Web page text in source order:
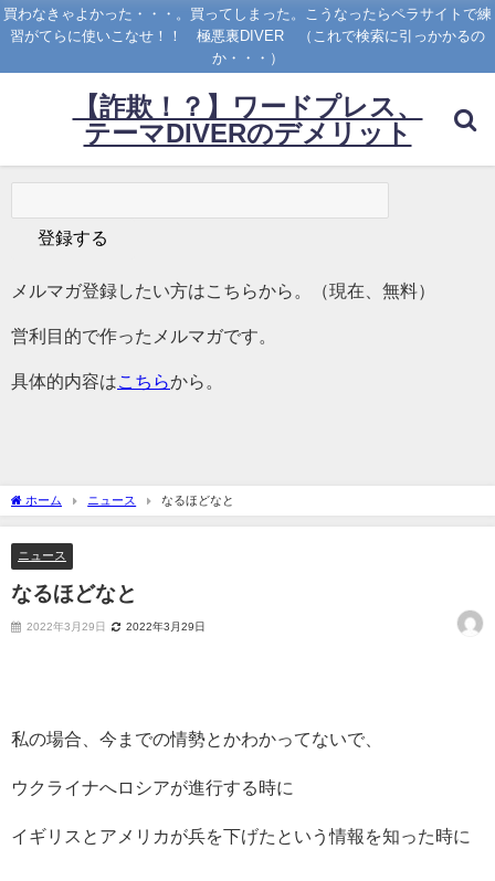
買わなきゃよかった・・・。買ってしまった。こうなったらペラサイトで練
習がてらに使いこなせ！！ 極悪裏DIVER （これで検索に引っかかるの
か・・・）
【詐欺！？】ワードプレス、
テーマDIVERのデメリット
メルマガ登録したい方はこちらから。（現在、無料）
営利目的で作ったメルマガです。
具体的内容は こちらから。
ホーム ニュース なるほどなと
ニュース
なるほどなと
2022年3月29日 2022年3月29日
私の場合、今までの情勢とかわかってないで、
ウクライナへロシアが進行する時に
イギリスとアメリカが兵を下げたという情報を知った時に